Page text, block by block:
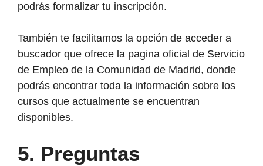
podrás formalizar tu inscripción.
También te facilitamos la opción de acceder a
buscador que ofrece la pagina oficial de Servicio
de Empleo de la Comunidad de Madrid, donde
podrás encontrar toda la información sobre los
cursos que actualmente se encuentran
disponibles.
5. Preguntas